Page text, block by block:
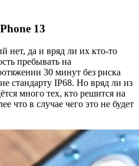
13
нет, да и вряд ли их кто-то
пребывать на
30 минут без риска
стандарту IP68. Но вряд ли из
много тех, кто решится на
что в случае чего это не будет